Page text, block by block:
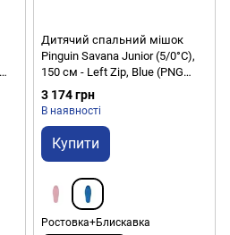
Дитячий спальний мішок
Pinguin Savana Junior (5/0°C),
150 см - Left Zip, Blue (PNG
236552) 2020
3 174 грн
В наявності
Купити
Ростовка+Блискавка